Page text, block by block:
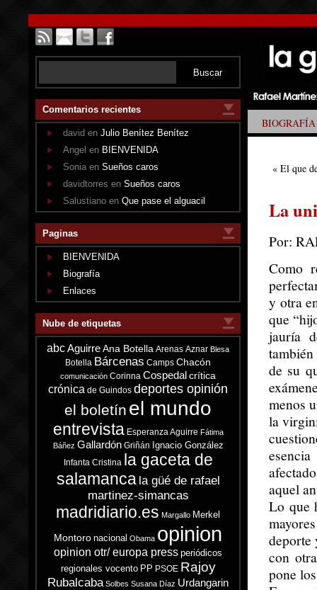
Comentarios recientes
david en Julio Benítez Benítez
Angel en BIENVENIDA
Sonia en Sueños caros
davidtorres en Sueños caros
Salustiano en Que pase el alguacil
Paginas
BIENVENIDA
Biografía
Enlaces
Nube de etiquetas
abcAguirre Ana Botella Arenas Aznar Blesa
Botella Bárcenas Camps Chacón
comunicación Corinna Cospedal crítica
crónica de Guindos deportes opinión
el boletín el mundo
entrevista Esperanza Aguirre Fátima
Báñez Gallardón Griñán Ignacio González
Infanta Cristina la gaceta de
salamanca la güé de rafael
martinez-simancas
madridiario.es Margallo Merkel
Montoro nacional Obama opinion
opinion otr/ europa press periódicos
regionales vocento PP PSOE Rajoy
Rubalcaba Solbes Susana Díaz Urdangarin
BIOGRAFÍA
« El que
La
Por:
Como
y otra
que
jauría
de su
menos
la
aquel
Lo que
deporte
con
pone